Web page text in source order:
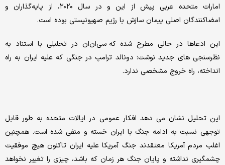
امارات متحده عربی پیش از این و در سال ۲۰۲۰، از پایه‌گذاران و
امضاکنندگان اصلی پیمان سازش با رژیم صهیونیستی بوده است.
این ادعاها در حالی مطرح شده که سی‌ان‌ان در تحلیلی با استناد به
نظرسنجی های جدید نوشت: دونالد ترامپ در جنگی که علیه ایران به راه
انداخته، راه خروج مشخصی ندارد.
این تحلیل نشان می دهد افکار عمومی در ایالات متحده به طور قابل
توجهی نسبت به ادامه جنگ با ایران خسته و منفی شده است. همچنین
اغلب مردم آمریکا معتقدند جنگ آمریکا علیه ایران تاکنون هیچ موفقیت
چشمگیری نداشته و پایان جنگ هر زمان که باشد، چیزی را تغییر نخواهد